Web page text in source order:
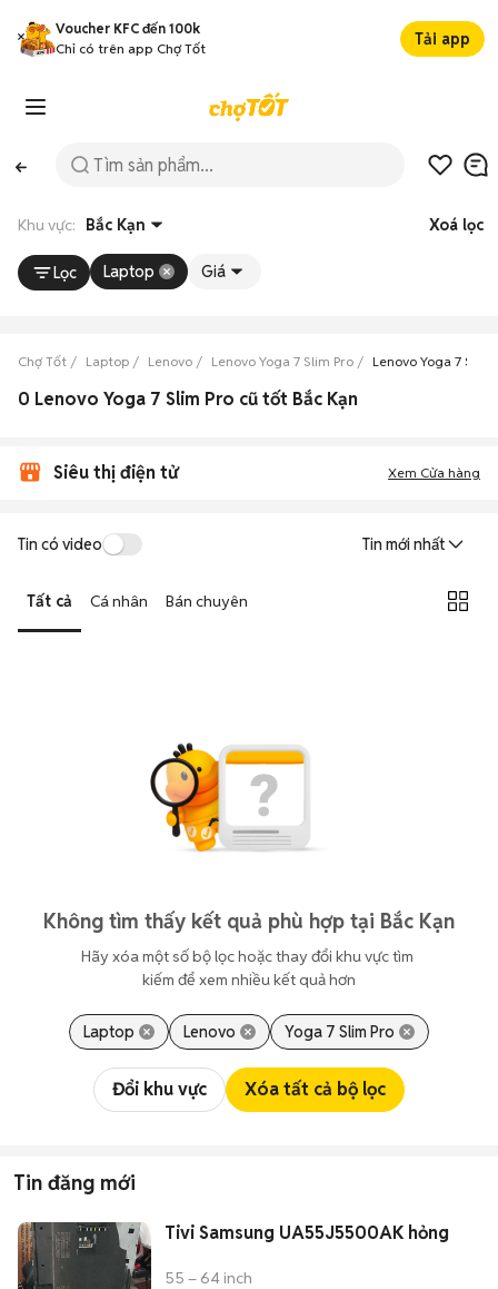
Voucher KFC đến 100k
Chỉ có trên app Chợ Tốt
Tải app
Khu vực: Bắc Kạn Xoá lọc
Lọc Laptop Giá
Chợ Tốt Laptop Lenovo Lenovo Yoga 7 Slim Pro Lenovo Yoga 7 Slim
0 Lenovo Yoga 7 Slim Pro cũ tốt Bắc Kạn
Siêu thị điện tử Xem Cửa hàng
Tin có video Tin mới nhất
Tất cả Cá nhân Bán chuyên
Không tìm thấy kết quả phù hợp tại Bắc Kạn
Hãy xóa một số bộ lọc hoặc thay đổi khu vực tìm
kiếm để xem nhiều kết quả hơn
Laptop Lenovo Yoga 7 Slim Pro
Đổi khu vực Xóa tất cả bộ lọc
Tin đăng mới
Tivi Samsung UA55J5500AK hỏng
55 – 64 inch